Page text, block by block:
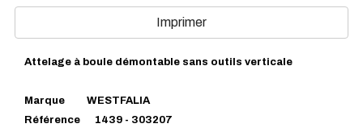
Imprimer
Attelage à boule démontable sans outils verticale
Marque WESTFALIA
Référence 1439 - 303207